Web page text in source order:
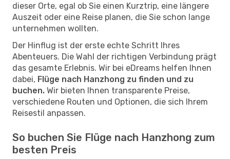
dieser Orte, egal ob Sie einen Kurztrip, eine längere
Auszeit oder eine Reise planen, die Sie schon lange
unternehmen wollten.
Der Hinflug ist der erste echte Schritt Ihres
Abenteuers. Die Wahl der richtigen Verbindung prägt
das gesamte Erlebnis. Wir bei eDreams helfen Ihnen
dabei, Flüge nach Hanzhong zu finden und zu
buchen. Wir bieten Ihnen transparente Preise,
verschiedene Routen und Optionen, die sich Ihrem
Reisestil anpassen.
So buchen Sie Flüge nach Hanzhong zum
besten Preis